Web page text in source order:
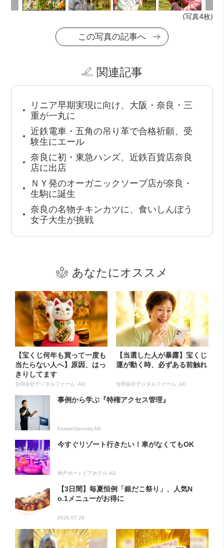
(写真4枚)
この写真の記事へ
関連記事
リニア早期実現に向け、大阪・奈良・三
重が一丸に
近鉄電車・五角の吊り革で合格祈願、受
験生にエール
奈良に初・東急ハンズ、近鉄百貨店奈良
店に出店
ＮＹ発のオーガニックソープ店が奈良・
生駒に誕生
奈良の名物チキンカツに、食いしんぼう
女子大生が挑戦
あなたにオススメ
【宝くじ何年も買って一度も
当たらない人へ】原因、はっ
きりしてます
合同会社デジタルファーム AD
【当選した人が暴露】宝くじ
運が動く時、必ずある前触れ
合同会社デジタルファーム AD
事例から学ぶ『特権アクセス管理』
KeeperSecurity AD
今すぐリゾート行きたい！車がなくてもOK
神戸ポートピアホテル AD
【3日間】毎夏恒例「銀だこ祭り」、人気N
o.1メニューがお得に
2026.07.29